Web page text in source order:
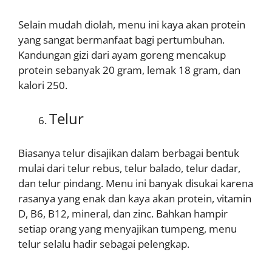
Selain mudah diolah, menu ini kaya akan protein
yang sangat bermanfaat bagi pertumbuhan.
Kandungan gizi dari ayam goreng mencakup
protein sebanyak 20 gram, lemak 18 gram, dan
kalori 250.
Telur
Biasanya telur disajikan dalam berbagai bentuk
mulai dari telur rebus, telur balado, telur dadar,
dan telur pindang. Menu ini banyak disukai karena
rasanya yang enak dan kaya akan protein, vitamin
D, B6, B12, mineral, dan zinc. Bahkan hampir
setiap orang yang menyajikan tumpeng, menu
telur selalu hadir sebagai pelengkap.